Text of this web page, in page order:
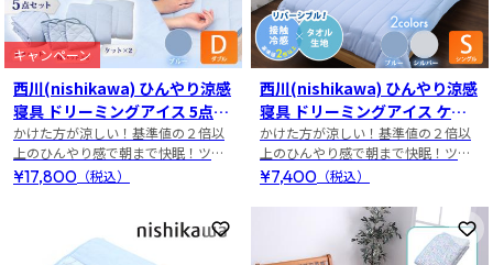
キャンペーン
西川(nishikawa) ひんやり涼感
寝具 ドリーミングアイス 5点セ
ット ダブル
かけた方が涼しい！基準値の２倍以
上のひんやり感で朝まで快眠！ツヌ
ーガ(R)を使用した接触冷感寝具！
¥17,800 （税込）
西川(nishikawa) ひんやり涼感
寝具 ドリーミングアイス ケッ
ト シングル
かけた方が涼しい！基準値の２倍以
上のひんやり感で朝まで快眠！ツヌ
ーガ(R)を使用した接触冷感寝具！
¥7,400 （税込）
お気に入りに登録 お